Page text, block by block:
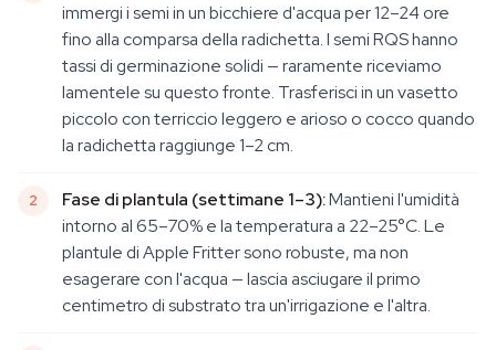
immergi i semi in un bicchiere d'acqua per 12–24 ore
fino alla comparsa della radichetta. I semi RQS hanno
tassi di germinazione solidi — raramente riceviamo
lamentele su questo fronte. Trasferisci in un vasetto
piccolo con terriccio leggero e arioso o cocco quando
la radichetta raggiunge 1–2 cm.
Fase di plantula (settimane 1–3):Mantieni l'umidità
intorno al 65–70% e la temperatura a 22–25°C. Le
plantule di Apple Fritter sono robuste, ma non
esagerare con l'acqua — lascia asciugare il primo
centimetro di substrato tra un'irrigazione e l'altra.